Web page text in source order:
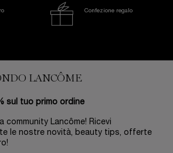
Confezione regalo
LANCÔME
sul tuo primo ordine
community Lancôme! Ricevi
le nostre novità, beauty tips, offerte